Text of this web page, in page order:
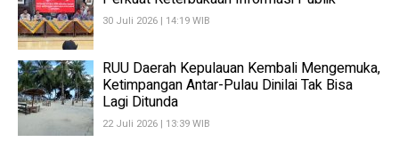
30 Juli 2026 | 14:19 WIB
RUU Daerah Kepulauan Kembali Mengemuka,
Ketimpangan Antar-Pulau Dinilai Tak Bisa
Lagi Ditunda
22 Juli 2026 | 13:39 WIB